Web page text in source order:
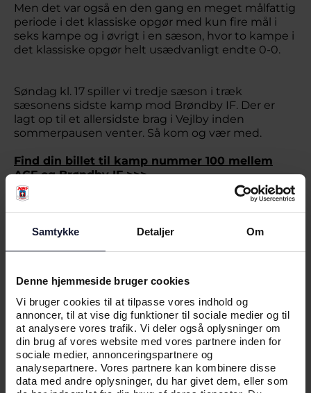
Samtykke Detaljer Om
Denne hjemmeside bruger cookies
Vi bruger cookies til at tilpasse vores indhold og
annoncer, til at vise dig funktioner til sociale medier og til
at analysere vores trafik. Vi deler også oplysninger om
din brug af vores website med vores partnere inden for
sociale medier, annonceringspartnere og
analysepartnere. Vores partnere kan kombinere disse
data med andre oplysninger, du har givet dem, eller som
Men det var også en den gang en meget målfattig
periode i det klassiske opgør med kun fire mål i
seks kampe og i øvrigt i en sæson, hvor to kampe i
det klassiske opgør helt usædvanligt endte 0-0.
Søndag kl. 17 spiller vi tredje sæson i træk
sæsonens sidste kamp mod Brøndby IF. Der er
lagt op til et allersidste brag i Vejlby inden
sommerpausen venter. Så kom og vær med.
Find din billet til kamp nummer 100 mellem
AGF og Brøndby IF >>>